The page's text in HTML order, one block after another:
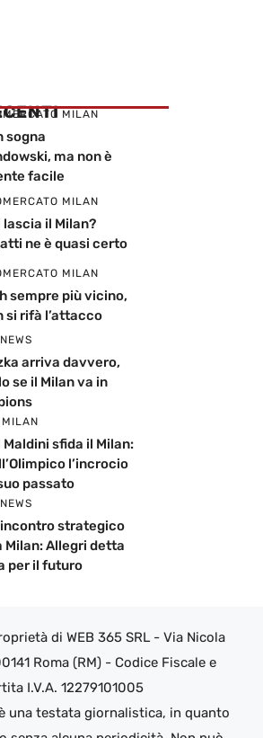
MILAN
sogna
ma non è
facile
MILAN
il Milan?
ne è quasi certo
MILAN
sempre più vicino,
si rifà l’attacco
arriva davvero,
se il Milan va in
Maldini sfida il Milan:
l’incrocio
passato
incontro strategico
Milan: Allegri detta
per il futuro
di WEB 365 SRL - Via Nicola
Roma (RM) - Codice Fiscale e
I.V.A. 12279101005
una testata giornalistica, in quanto